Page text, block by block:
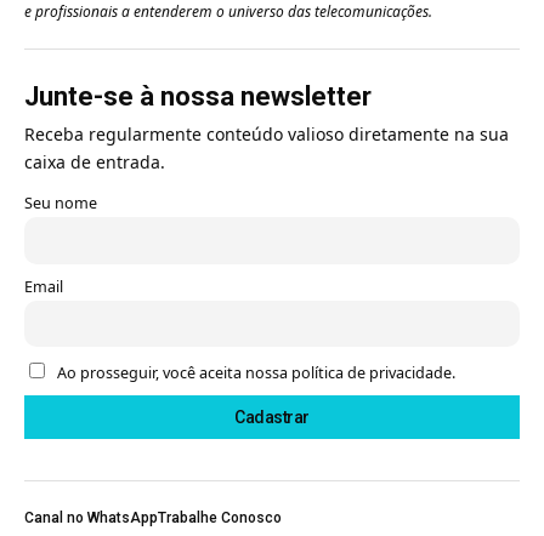
e profissionais a entenderem o universo das telecomunicações.
Junte-se à nossa newsletter
Receba regularmente conteúdo valioso diretamente na sua
caixa de entrada.
Seu nome
Email
Ao prosseguir, você aceita nossa política de privacidade.
Canal no WhatsAppTrabalhe Conosco